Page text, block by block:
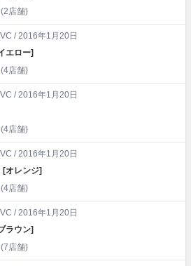
(2店舗)
/ 2016年1月20日
エロー]
(4店舗)
/ 2016年1月20日
(4店舗)
/ 2016年1月20日
[オレンジ]
(4店舗)
/ 2016年1月20日
ラウン]
(7店舗)